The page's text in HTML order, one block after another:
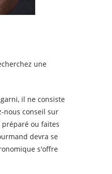
une
il ne consiste
nous conseil sur
ou faites
devra se
s'offre